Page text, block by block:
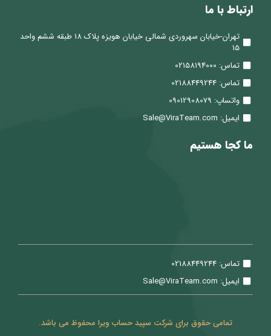
ارتباط با ما
تهران-خیابان سهروردی شمالی خیابان هویزه پلاک 18 طبقه ششم واحد
15
تماس: 02158194000
تماس: 02188449244
واتساپ: 09012908079
ایمیل: Sale@ViraTeam.com
ما کجا هستیم
تماس: 02188449244
ایمیل: Sale@ViraTeam.com
تمامی حقوق برای شرکت سپید حساب ویرا محفوظ می باشد.